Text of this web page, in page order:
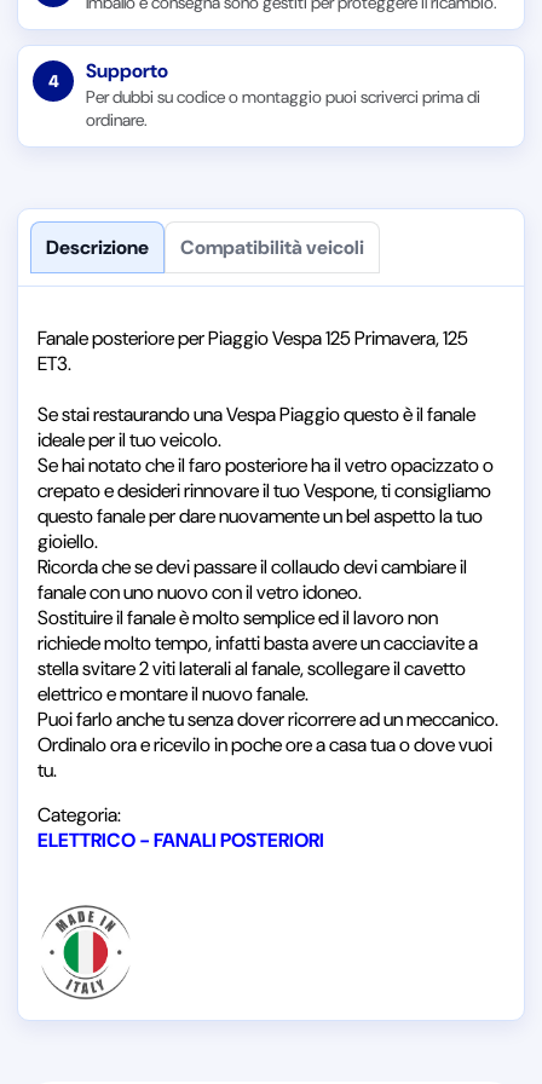
4 Supporto
Per dubbi su codice o montaggio puoi scriverci prima di
ordinare.
Descrizione Compatibilità veicoli
Fanale posteriore per Piaggio Vespa 125 Primavera, 125
ET3.
Se stai restaurando una Vespa Piaggio questo è il fanale
ideale per il tuo veicolo.
Se hai notato che il faro posteriore ha il vetro opacizzato o
crepato e desideri rinnovare il tuo Vespone, ti consigliamo
questo fanale per dare nuovamente un bel aspetto la tuo
gioiello.
Ricorda che se devi passare il collaudo devi cambiare il
fanale con uno nuovo con il vetro idoneo.
Sostituire il fanale è molto semplice ed il lavoro non
richiede molto tempo, infatti basta avere un cacciavite a
stella svitare 2 viti laterali al fanale, scollegare il cavetto
elettrico e montare il nuovo fanale.
Puoi farlo anche tu senza dover ricorrere ad un meccanico.
Ordinalo ora e ricevilo in poche ore a casa tua o dove vuoi
tu.
Categoria:
ELETTRICO - FANALI POSTERIORI